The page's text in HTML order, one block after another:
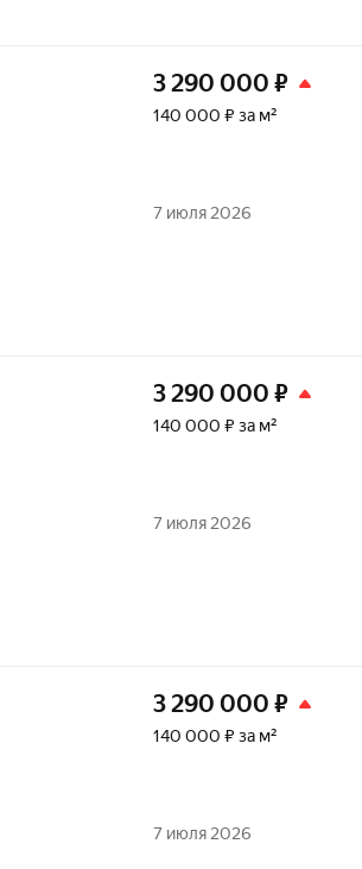
3 290 000 ₽
140 000 ₽ за м²
7 июля 2026
3 290 000 ₽
140 000 ₽ за м²
7 июля 2026
3 290 000 ₽
140 000 ₽ за м²
7 июля 2026